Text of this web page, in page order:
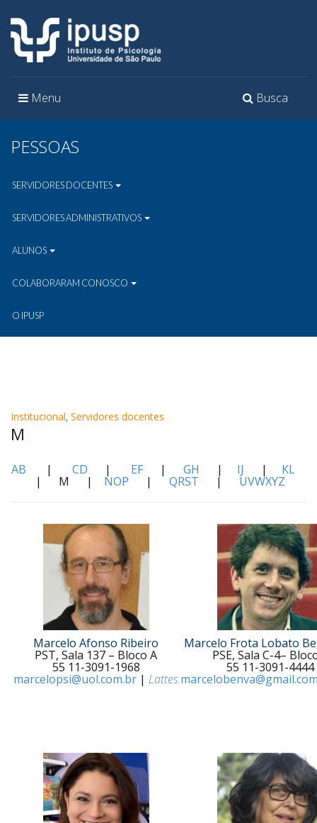
Toggle
Busca
Toggle
Menu
PESSOAS
SERVIDORES DOCENTES
SERVIDORES ADMINISTRATIVOS
ALUNOS
COLABORARAM CONOSCO
O IPUSP
Institucional, Servidores docentes
M
AB | CD | EF| GH | IJ | KL
| M | NOP | QRST | UVWXYZ
Marcelo Afonso Ribeiro
PST, Sala 137 – Bloco A
55 11-3091-1968
marcelopsi@uol.com.br | Lattes
Marcelo Frota Lobato
PSE, Sala C-4–
55 11-3091-4444